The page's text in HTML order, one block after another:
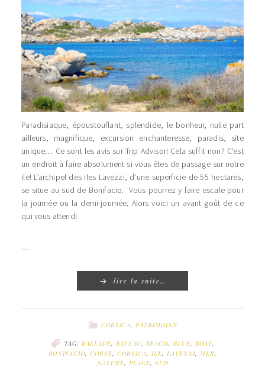
Paradisiaque, époustouflant, splendide, le bonheur, nulle part
ailleurs, magnifique, excursion enchanteresse, paradis, site
unique… Ce sont les avis sur Trip Advisor! Cela suffit non? C’est
un endroit à faire absolument si vous êtes de passage sur notre
ile! L’archipel des iles Lavezzi, d’une superficie de 55 hectares,
se situe au sud de Bonifacio. Vous pourrez y faire escale pour
la journée ou la demi-journée. Alors voici un avant goût de ce
qui vous attend!
…
lire la suite…
CORSICA, PATRIMOINE
TAG: BALLADE, BATEAU, BEACH, BLUE, BOAT,
BONIFACIO, CORSE, CORSICA, ILE, LAVEZZI, MER,
NATURE, PLAGE, SUD